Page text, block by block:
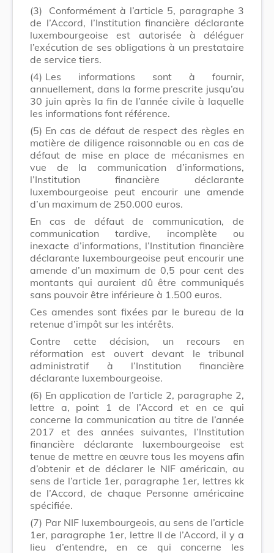
(3)
Conformément à l’article 5, paragraphe 3
de l’Accord, l’Institution financière déclarante
luxembourgeoise est autorisée à déléguer
l’exécution de ses obligations à un prestataire
de service tiers.
(4) Les informations sont à fournir,
annuellement, dans la forme prescrite jusqu’au
30 juin après la fin de l’année civile à laquelle
les informations font référence.
(5) En cas de défaut de respect des règles en
matière de diligence raisonnable ou en cas de
défaut de mise en place de mécanismes en
vue de la communication d’informations,
l’Institution financière déclarante
luxembourgeoise peut encourir une amende
d’un maximum de 250.000 euros.
En cas de défaut de communication, de
communication tardive, incomplète ou
inexacte d’informations, l’Institution financière
déclarante luxembourgeoise peut encourir une
amende d’un maximum de 0,5 pour cent des
montants qui auraient dû être communiqués
sans pouvoir être inférieure à 1.500 euros.
Ces amendes sont fixées par le bureau de la
retenue d’impôt sur les intérêts.
Contre cette décision, un recours en
réformation est ouvert devant le tribunal
administratif à l’Institution financière
déclarante luxembourgeoise.
(6) En application de l’article 2, paragraphe 2,
lettre a, point 1 de l’Accord et en ce qui
concerne la communication au titre de l’année
2017 et des années suivantes, l’Institution
financière déclarante luxembourgeoise est
tenue de mettre en œuvre tous les moyens afin
d’obtenir et de déclarer le NIF américain, au
sens de l’article 1er, paragraphe 1er, lettres kk
de l’Accord, de chaque Personne américaine
spécifiée.
(7) Par NIF luxembourgeois, au sens de l’article
1er, paragraphe 1er, lettre II de l’Accord, il y a
lieu d’entendre, en ce qui concerne les